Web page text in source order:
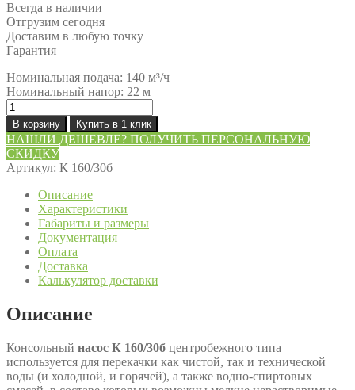
Всегда в наличии
Отгрузим сегодня
Доставим в любую точку
Гарантия
Номинальная подача: 140 м³/ч
Номинальный напор: 22 м
Количество
товара
Насос
К
160/30б
В корзину Купить в 1 клик
НАШЛИ ДЕШЕВЛЕ? ПОЛУЧИТЬ ПЕРСОНАЛЬНУЮ
СКИДКУ
Артикул: К 160/30б
Описание
Характеристики
Габариты и размеры
Документация
Оплата
Доставка
Калькулятор доставки
Описание
Консольный насос К 160/30б центробежного типа
используется для перекачки как чистой, так и технической
воды (и холодной, и горячей), а также водно-спиртовых